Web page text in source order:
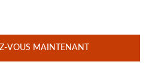
VOUS MAINTENANT